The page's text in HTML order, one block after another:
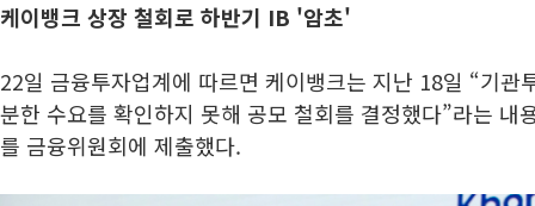
케이뱅크 상장 철회로 하반기 IB '암초'
22일 금융투자업계에 따르면 케이뱅크는 지난 18일 “기관
분한 수요를 확인하지 못해 공모 철회를 결정했다”라는 내
를 금융위원회에 제출했다.